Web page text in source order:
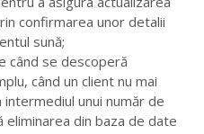
confirmarea unor detalii
sună;
când se descoperă
când un client nu mai
unui număr de
din baza de date